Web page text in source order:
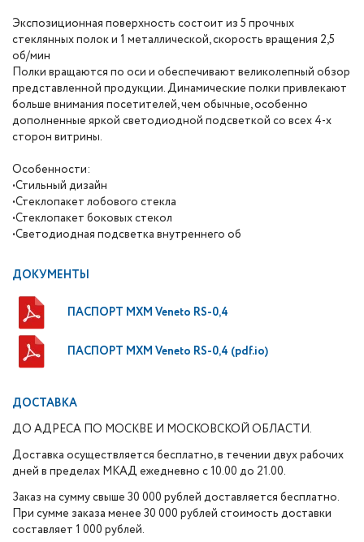
Экспозиционная поверхность состоит из 5 прочных
стеклянных полок и 1 металлической, скорость вращения 2,5
об/мин
Полки вращаются по оси и обеспечивают великолепный обзор
представленной продукции. Динамические полки привлекают
больше внимания посетителей, чем обычные, особенно
дополненные яркой светодиодной подсветкой со всех 4-х
сторон витрины.
Особенности:
•Стильный дизайн
•Стеклопакет лобового стекла
•Стеклопакет боковых стекол
•Светодиодная подсветка внутреннего об
ДОКУМЕНТЫ
ПАСПОРТ МХМ Veneto RS-0,4
ПАСПОРТ МХМ Veneto RS-0,4 (pdf.io)
ДОСТАВКА
ДО АДРЕСА ПО МОСКВЕ И МОСКОВСКОЙ ОБЛАСТИ.
Доставка осуществляется бесплатно, в течении двух рабочих
дней в пределах МКАД ежедневно с 10.00 до 21.00.
Заказ на сумму свыше 30 000 рублей доставляется бесплатно.
При сумме заказа менее 30 000 рублей стоимость доставки
составляет 1 000 рублей.